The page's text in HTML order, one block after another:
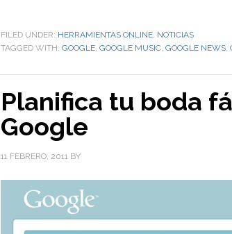
FILED UNDER: HERRAMIENTAS ONLINE, NOTICIAS
TAGGED WITH: GOOGLE, GOOGLE MUSIC, GOOGLE NEWS,
Planifica tu boda
Google
11 FEBRERO, 2011 BY